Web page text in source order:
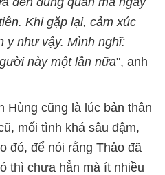
Khi gặp lại, cảm xúc
y như vậy. Mình nghĩ:
này một lần nữa", anh
Hùng cũng là lúc bản thân
mối tình khá sâu đậm,
đó, để nói rằng Thảo đã
thì chưa hẳn mà ít nhiều